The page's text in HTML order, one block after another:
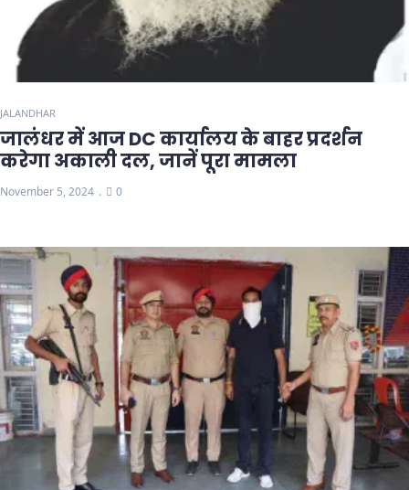
JALANDHAR
जालंधर में आज DC कार्यालय के बाहर प्रदर्शन
करेगा अकाली दल, जानें पूरा मामला
November 5, 2024 0